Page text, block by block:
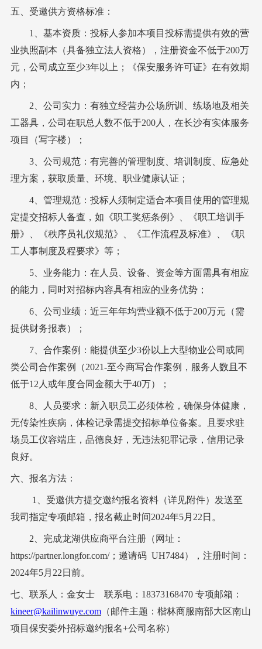
五 受邀供方资格标准：
1、基本资质： 投标人参加本项目投标需提供有效的营
业执照副本（具备独立法人资格）
， 注册资金不低于200万
元， 公司成立至少3年以上；《保安服务许可证》在有效期
内；
2、公司实力：有独立经营办公场所训、练场地及相关
工器具，公司在职总人数不低于200人，在长沙有实体服务
项目（写字楼）；
3、公司规范： 有完善的管理制度、培训制度、应急处
理方案，获取质量、环境、职业健康认证；
4、管理规范： 投标人须制定适合本项目使用的管理规
定提交招标人备查，如《职工奖惩条例》、《职工培训手
册》、《秩序员礼仪规范》、《工作流程及标准》、《职
工人事制度及程要求》等；
5、业务能力： 在人员、 设备、 资金等方面需具有相应
的能力 ， 同时对招标内容具有相应的业务优势；
6、公司业绩：近三年年均营业额不低于200万元（需
提供财务报表）；
7、合作案例：能提供至少3份以上大型物业公司或同
类公司合作案例（2021-至今商写合作案例，服务人数且不
低于12人或年度合同金额大于40万）；
8、人员要求：新入职员工必须体检，确保身体健康，
无传染性疾病，体检记录需提交招标单位备案。且要求驻
场员工仪容端庄，品德良好，无违法犯罪记录，信用记录
良好。
六、 报名方法：
1、受邀供方提交邀约报名资料（详见附件）发送至
我司指定专项邮箱，报名截止时间2024年5月22日。
2、完成龙湖供应商平台注册（网址：
https://partner.longfor.com/；邀请码 UH7484），注册时间：
2024年5月22日前。
七、联系人： 金女士 联系电： 18373168470 专项邮箱 ：
kineer@kailinwuye.com（邮件主题：楷林商服南部大区南山
项目保安委外招标邀约报名+公司名称）